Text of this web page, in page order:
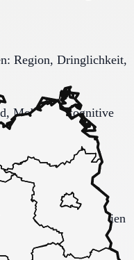
Region, Dringlichkeit,
Mobilität, kognitive
Rückmeldungen
festen Muss-Kriterien